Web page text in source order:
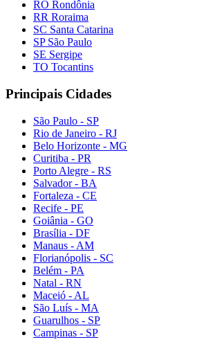
RO Rondônia
RR Roraima
SC Santa Catarina
SP São Paulo
SE Sergipe
TO Tocantins
Principais Cidades
São Paulo - SP
Rio de Janeiro - RJ
Belo Horizonte - MG
Curitiba - PR
Porto Alegre - RS
Salvador - BA
Fortaleza - CE
Recife - PE
Goiânia - GO
Brasília - DF
Manaus - AM
Florianópolis - SC
Belém - PA
Natal - RN
Maceió - AL
São Luís - MA
Guarulhos - SP
Campinas - SP